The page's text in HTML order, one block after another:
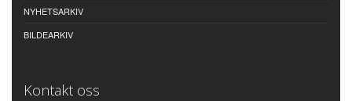
NYHETSARKIV
BILDEARKIV
Kontakt oss